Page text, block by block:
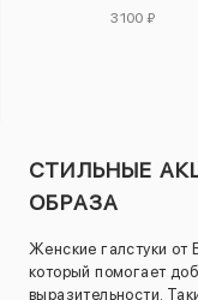
3100 ₽
СТИЛЬНЫЕ
ОБРАЗА
Женские галстуки от
который помогает
выразительности.